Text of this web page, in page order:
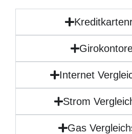
Internet
Strom
Gas